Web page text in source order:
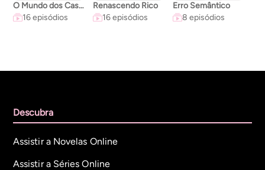
O Mundo dos Casados
16 episódios
Renascendo Rico
16 episódios
Erro Semântico
8 episódios
Descubra
Assistir a Novelas Online
Assistir a Séries Online